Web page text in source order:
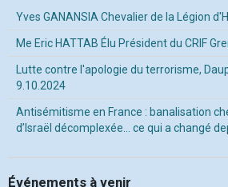
Yves GANANSIA Chevalier de la Légion
Me Eric HATTAB Élu Président du CRIF
Lutte contre l'apologie du terrorisme,
9.10.2024
Antisémitisme en France : banalisation
d’Israël décomplexée… ce qui a changé
Événements à venir